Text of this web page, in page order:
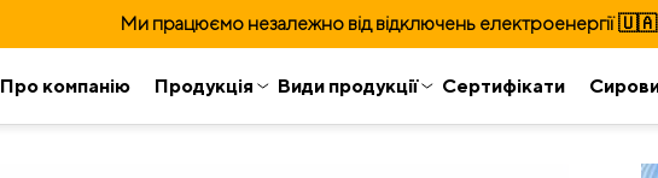
Ми працюємо незалежно від відключень електроенергії 🇺🇦
Про компанію Продукція Види продукції Сертифікати